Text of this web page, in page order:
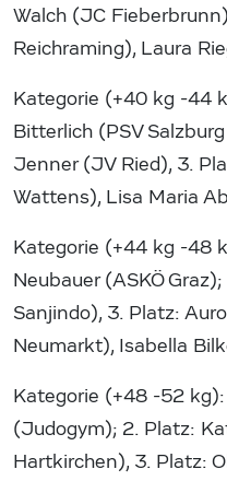
Walch (JC
Reichraming), Laura
Kategorie (+40 kg -44
Bitterlich (PSV
Jenner (JV Ried), 3.
Wattens), Lisa Maria
Kategorie (+44 kg -48
Neubauer (ASKÖ
Sanjindo), 3. Platz:
Neumarkt), Isabella
Kategorie (+48 -52
(Judogym); 2. Platz:
Hartkirchen), 3. Platz: